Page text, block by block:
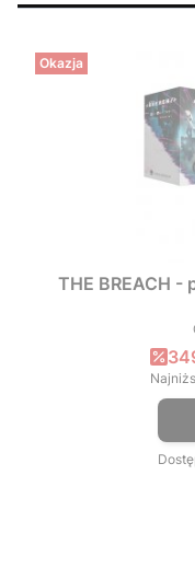
Okazja
THE BREACH -